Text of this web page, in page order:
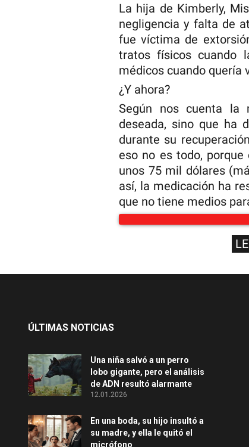
La hija de Kimberly,
negligencia y falta de
fue víctima de
tratos físicos cuando
médicos cuando quería
¿Y ahora?
Según nos cuenta la
deseada, sino que ha
durante su
eso no es todo,
unos 75 mil dólares
así, la medicación ha
que no tiene medios
ÚLTIMAS NOTICIAS
Una niña salvó a un perro
lobo gigante, pero el análisis
de ADN resultó alarmante
12.01.2026
En una boda, su hijo insultó a
su madre, y ella le quitó el
micrófono